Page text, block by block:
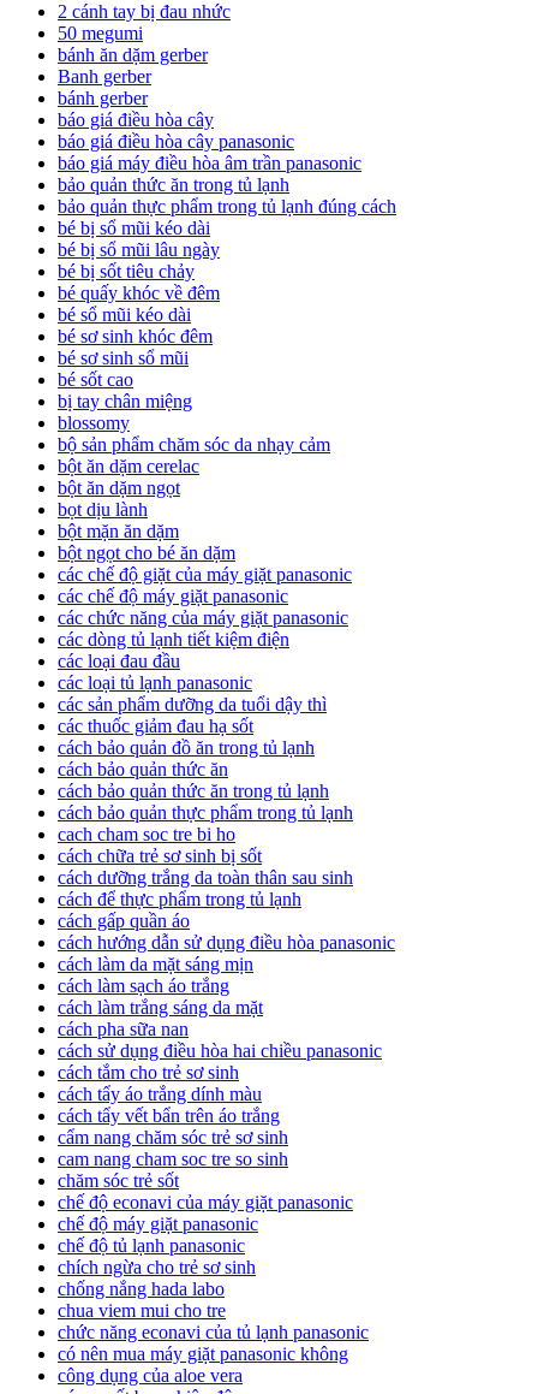
2 cánh tay bị đau nhức
50 megumi
bánh ăn dặm gerber
Banh gerber
bánh gerber
báo giá điều hòa cây
báo giá điều hòa cây panasonic
báo giá máy điều hòa âm trần panasonic
bảo quản thức ăn trong tủ lạnh
bảo quản thực phẩm trong tủ lạnh đúng cách
bé bị sổ mũi kéo dài
bé bị sổ mũi lâu ngày
bé bị sốt tiêu chảy
bé quấy khóc về đêm
bé sổ mũi kéo dài
bé sơ sinh khóc đêm
bé sơ sinh sổ mũi
bé sốt cao
bị tay chân miệng
blossomy
bộ sản phẩm chăm sóc da nhạy cảm
bột ăn dặm cerelac
bột ăn dặm ngọt
bọt dịu lành
bột mặn ăn dặm
bột ngọt cho bé ăn dặm
các chế độ giặt của máy giặt panasonic
các chế độ máy giặt panasonic
các chức năng của máy giặt panasonic
các dòng tủ lạnh tiết kiệm điện
các loại đau đầu
các loại tủ lạnh panasonic
các sản phẩm dưỡng da tuổi dậy thì
các thuốc giảm đau hạ sốt
cách bảo quản đồ ăn trong tủ lạnh
cách bảo quản thức ăn
cách bảo quản thức ăn trong tủ lạnh
cách bảo quản thực phẩm trong tủ lạnh
cach cham soc tre bi ho
cách chữa trẻ sơ sinh bị sốt
cách dưỡng trắng da toàn thân sau sinh
cách để thực phẩm trong tủ lạnh
cách gấp quần áo
cách hướng dẫn sử dụng điều hòa panasonic
cách làm da mặt sáng mịn
cách làm sạch áo trắng
cách làm trắng sáng da mặt
cách pha sữa nan
cách sử dụng điều hòa hai chiều panasonic
cách tắm cho trẻ sơ sinh
cách tẩy áo trắng dính màu
cách tẩy vết bẩn trên áo trắng
cẩm nang chăm sóc trẻ sơ sinh
cam nang cham soc tre so sinh
chăm sóc trẻ sốt
chế độ econavi của máy giặt panasonic
chế độ máy giặt panasonic
chế độ tủ lạnh panasonic
chích ngừa cho trẻ sơ sinh
chống nắng hada labo
chua viem mui cho tre
chức năng econavi của tủ lạnh panasonic
có nên mua máy giặt panasonic không
công dụng của aloe vera